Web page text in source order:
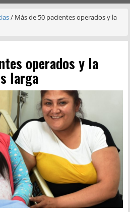
/ Más de 50 pacientes operados y la
operados y la
larga